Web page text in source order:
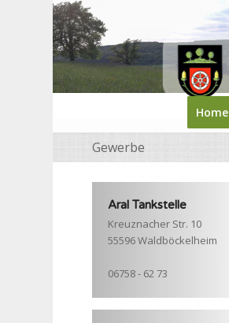
Home
Gewerbe
Aral Tankstelle
Kreuznacher Str. 10
55596 Waldböckelheim
06758 - 62 73